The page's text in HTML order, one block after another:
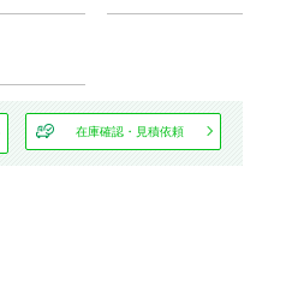
コントロール
横滑り防止装置
在庫確認・見積依頼